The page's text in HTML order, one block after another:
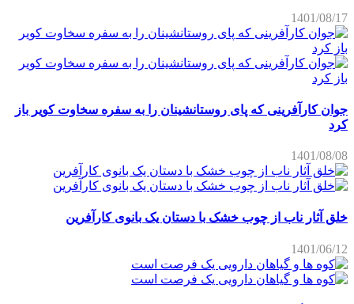
1401/08/17
جوان کارآفرینی که پای روستانشینان را به سفره سخاوت کویر باز
کرد
1401/08/08
خلق آثار ناب از چوب خشک با دستان یک بانوی کارآفرین
1401/06/12